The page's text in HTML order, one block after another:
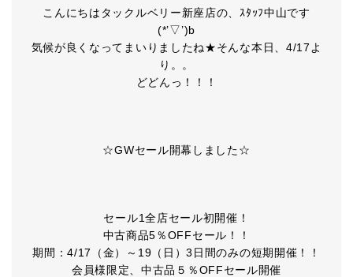
こんにちはタックルベリー新座店の、ｽﾀｯﾌ中山です
(*’▽’)b
気候が良くなってまいりましたね★そんな本日、4/17よ
り。。
どどんっ！！！
☆GWセール開幕しました☆
セール1全店セール初開催！
中古商品5％OFFセール！！
期間：4/17（金）～19（日）3日間のみの短期開催！！
会員様限定、中古品５％OFFセール開催